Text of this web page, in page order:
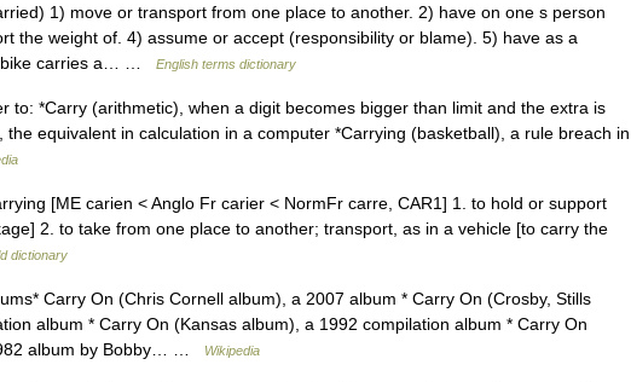
1) move or transport from one place to another. 2) have on one s person
the weight of. 4) assume or accept (responsibility or blame). 5) have as a
bike carries a… …
English terms dictionary
to: *Carry (arithmetic), when a digit becomes bigger than limit and the extra is
the equivalent in calculation in a computer *Carrying (basketball), a rule breach in
[ME carien < Anglo Fr carier < NormFr carre, CAR1] 1. to hold or support
2. to take from one place to another; transport, as in a vehicle [to carry the
dictionary
Carry On (Chris Cornell album), a 2007 album * Carry On (Crosby, Stills
album * Carry On (Kansas album), a 1992 compilation album * Carry On
album by Bobby… …
Wikipedia